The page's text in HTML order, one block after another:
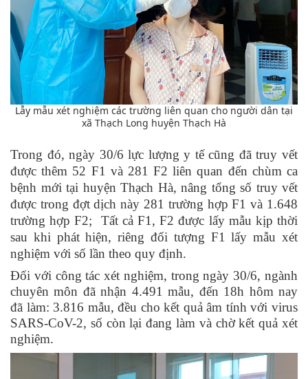
Lẫy mẫu xét nghiệm các trường liên quan cho người dân tại
xã Thạch Long huyện Thạch Hà
Trong đó, ngày 30/6 lực lượng y tế cũng đã truy vết
được thêm 52 F1 và 281 F2 liên quan đến chùm ca
bệnh mới tại huyện Thạch Hà, nâng tổng số truy vết
được trong đợt dịch này 281 trường hợp F1 và 1.648
trường hợp F2; Tất cả F1, F2 được lấy mẫu kịp thời
sau khi phát hiện, riêng đối tượng F1 lấy mẫu xét
nghiệm với số lần theo quy định.
Đối với công tác xét nghiệm, trong ngày 30/6, ngành
chuyên môn đã nhận 4.491 mẫu, đến 18h hôm nay
đã làm: 3.816 mẫu, đều cho kết quả âm tính với virus
SARS-CoV-2, số còn lại đang làm và chờ kết quả xét
nghiệm.